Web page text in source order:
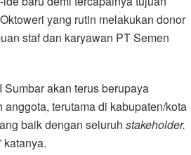
yang rutin melakukan donor
staf dan karyawan PT Semen
Sumbar akan terus berupaya
anggota, terutama di kabupaten/kota
baik dengan seluruh stakeholder.
katanya.